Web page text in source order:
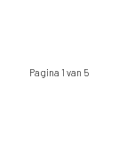
Pagina 1 van 5